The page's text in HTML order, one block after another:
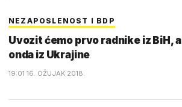
NEZAPOSLENOST I BDP
Uvozit ćemo prvo radnike iz BiH, a
onda iz Ukrajine
19:01 16. OŽUJAK 2018.